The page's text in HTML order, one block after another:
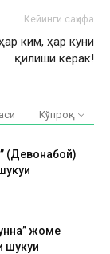
Кейинги саҳифа
ким, ҳар куни
қилиши керак!
Кўпроқ
(Девонабой)
жоме